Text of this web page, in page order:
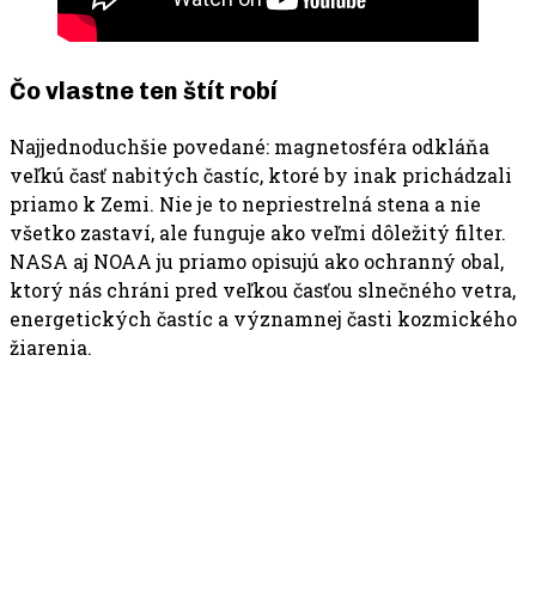
Čo vlastne ten štít robí
Najjednoduchšie povedané: magnetosféra odkláňa
veľkú časť nabitých častíc, ktoré by inak prichádzali
priamo k Zemi. Nie je to nepriestrelná stena a nie
všetko zastaví, ale funguje ako veľmi dôležitý filter.
NASA aj NOAA ju priamo opisujú ako ochranný obal,
ktorý nás chráni pred veľkou časťou slnečného vetra,
energetických častíc a významnej časti kozmického
žiarenia.